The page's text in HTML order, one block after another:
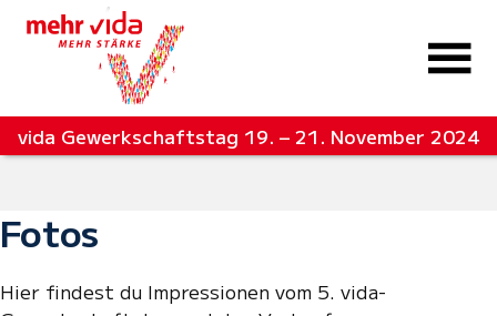
vida Gewerkschaftstag 19. – 21. November 2024
Fotos
Hier findest du Impressionen vom 5. vida-